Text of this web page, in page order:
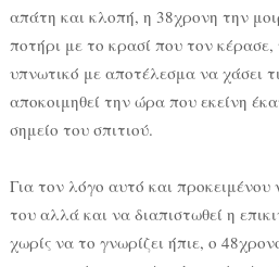
απάτη και κλοπή, η 38χρονη την
ποτήρι με το κρασί που τον κέρασε,
υπνωτικό με αποτέλεσμα να χάσει
αποκοιμηθεί την ώρα που εκείνη
σημείο του σπιτιού.
Για τον λόγο αυτό και προκειμένου
του αλλά και να διαπιστωθεί η
χωρίς να το γνωρίζει ήπιε, ο